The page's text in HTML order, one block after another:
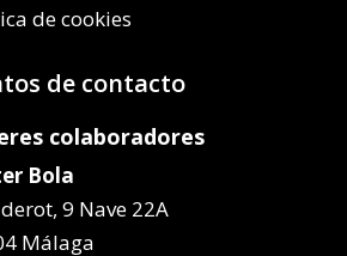
de cookies
de contacto
colaboradores
Bola
9 Nave 22A
Málaga